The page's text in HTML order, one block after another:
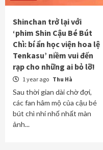
Shinchan trở lại với
‘phim Shin Cậu Bé Bút
Chì: bí ẩn học viện hoa lệ
Tenkasu’ niềm vui đến
rạp cho những ai bỏ lỡ!
1 year ago Thu Hà
Sau thời gian dài chờ đợi,
các fan hâm mộ của cậu bé
bút chì nhí nhố nhất màn
ảnh...